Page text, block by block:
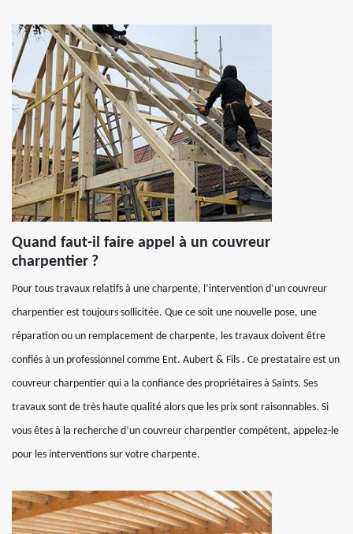
Quand faut-il faire appel à un couvreur
charpentier ?
Pour tous travaux relatifs à une charpente, l’intervention d’un couvreur
charpentier est toujours sollicitée. Que ce soit une nouvelle pose, une
réparation ou un remplacement de charpente, les travaux doivent être
confiés à un professionnel comme Ent. Aubert & Fils . Ce prestataire est un
couvreur charpentier qui a la confiance des propriétaires à Saints. Ses
travaux sont de très haute qualité alors que les prix sont raisonnables. Si
vous êtes à la recherche d’un couvreur charpentier compétent, appelez-le
pour les interventions sur votre charpente.